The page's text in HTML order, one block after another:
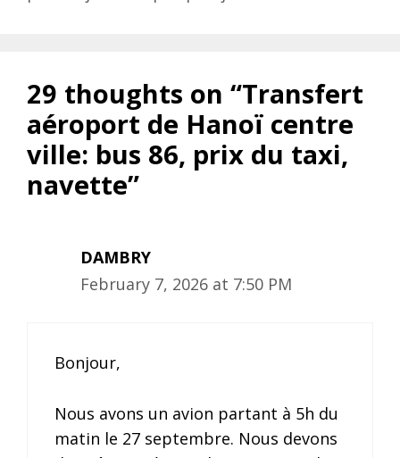
29 thoughts on “Transfert
aéroport de Hanoï centre
ville: bus 86, prix du taxi,
navette”
DAMBRY
February 7, 2026 at 7:50 PM
Bonjour,
Nous avons un avion partant à 5h du
matin le 27 septembre. Nous devons